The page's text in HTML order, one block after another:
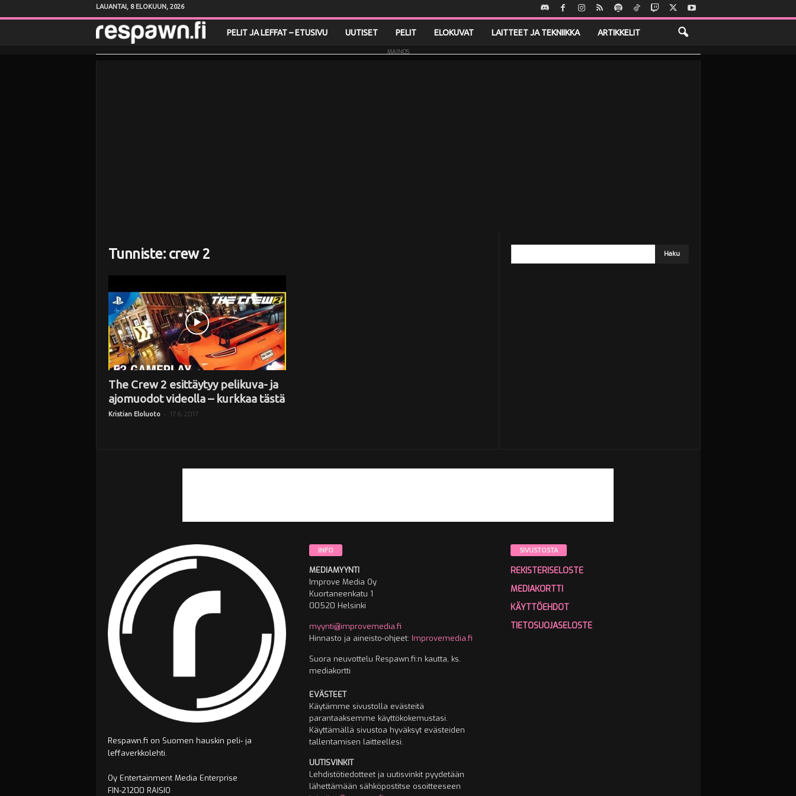
LAUANTAI, 8 ELOKUUN, 2026
e
PELIT JA LEFFAT – ETUSIVU UUTISET PELIT ELOKUVAT LAITTEET JA TEKNIIKKA ARTIKKELIT
MAINOS
Tunniste: crew 2
The Crew 2 esittäytyy pelikuva- ja
ajomuodot videolla – kurkkaa tästä
Kristian Eloluoto - 17.6.2017
Respawn.fi on Suomen hauskin peli- ja
leffaverkkolehti.
Oy Entertainment Media Enterprise
FIN-21200 RAISIO
INFO
MEDIAMYYNTI
Improve Media Oy
Kuortaneenkatu 1
00520 Helsinki
myynti@improvemedia.fi
Hinnasto ja aineisto-ohjeet: Improvemedia.fi
Suora neuvottelu Respawn.fi:n kautta, ks.
mediakortti
EVÄSTEET
Käytämme sivustolla evästeitä
parantaaksemme käyttökokemustasi.
Käyttämällä sivustoa hyväksyt evästeiden
tallentamisen laitteellesi.
UUTISVINKIT
Lehdistötiedotteet ja uutisvinkit pyydetään
lähettämään sähköpostitse osoitteeseen
SIVUSTOSTA
REKISTERISELOSTE
MEDIAKORTTI
KÄYTTÖEHDOT
TIETOSUOJASELOSTE